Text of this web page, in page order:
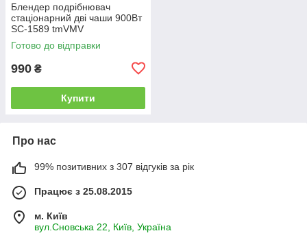
Блендер подрібнювач
стаціонарний дві чаши 900Вт
SC-1589 tmVMV
Готово до відправки
990 ₴
Купити
Про нас
99% позитивних з 307 відгуків за рік
Працює з 25.08.2015
м. Київ
вул.Сновська 22, Київ, Україна